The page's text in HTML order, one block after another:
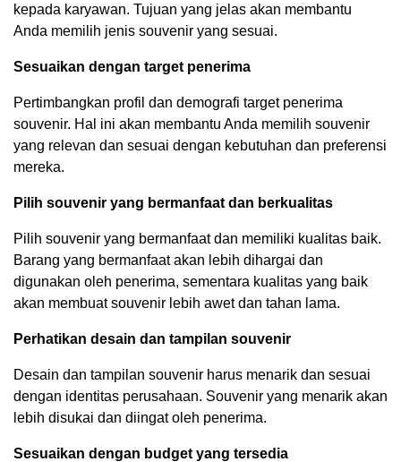
kepada karyawan. Tujuan yang jelas akan membantu
Anda memilih jenis souvenir yang sesuai.
Sesuaikan dengan target penerima
Pertimbangkan profil dan demografi target penerima
souvenir. Hal ini akan membantu Anda memilih souvenir
yang relevan dan sesuai dengan kebutuhan dan preferensi
mereka.
Pilih souvenir yang bermanfaat dan berkualitas
Pilih souvenir yang bermanfaat dan memiliki kualitas baik.
Barang yang bermanfaat akan lebih dihargai dan
digunakan oleh penerima, sementara kualitas yang baik
akan membuat souvenir lebih awet dan tahan lama.
Perhatikan desain dan tampilan souvenir
Desain dan tampilan souvenir harus menarik dan sesuai
dengan identitas perusahaan. Souvenir yang menarik akan
lebih disukai dan diingat oleh penerima.
Sesuaikan dengan budget yang tersedia